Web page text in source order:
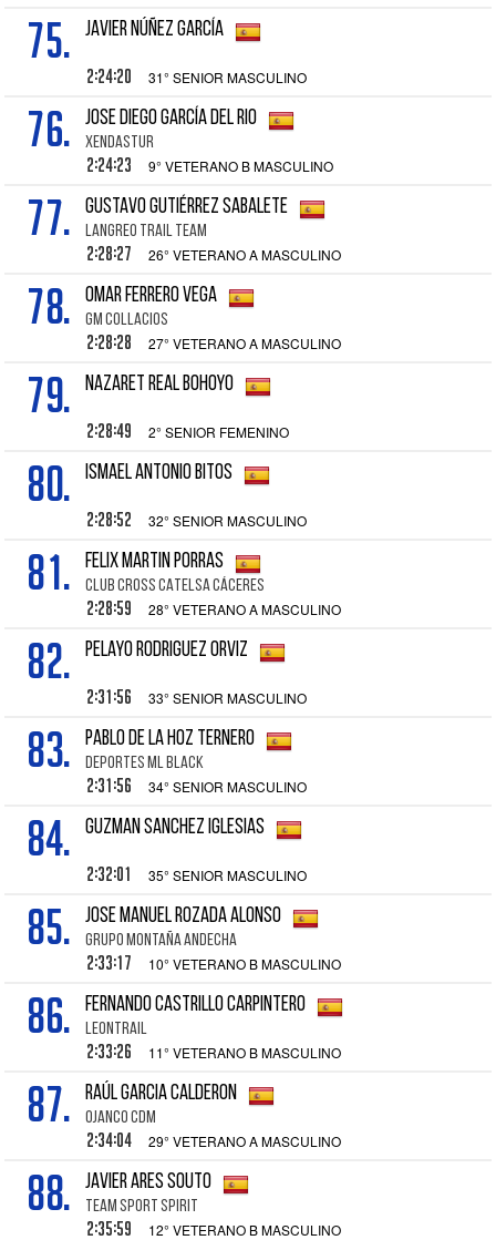
75. JAVIER NÚÑEZ GARCÍA
2:24:20 31° SENIOR MASCULINO
76. JOSE DIEGO GARCÍA DEL RIO
XENDASTUR
2:24:23 9° VETERANO B MASCULINO
77. GUSTAVO GUTIÉRREZ SABALETE
LANGREO TRAIL TEAM
2:28:27 26° VETERANO A MASCULINO
78. OMAR FERRERO VEGA
GM COLLACIOS
2:28:28 27° VETERANO A MASCULINO
79. NAZARET REAL BOHOYO
2:28:49 2° SENIOR FEMENINO
80. ISMAEL ANTONIO BITOS
2:28:52 32° SENIOR MASCULINO
81. FELIX MARTIN PORRAS
CLUB CROSS CATELSA CÁCERES
2:28:59 28° VETERANO A MASCULINO
82. PELAYO RODRIGUEZ ORVIZ
2:31:56 33° SENIOR MASCULINO
83. PABLO DE LA HOZ TERNERO
DEPORTES ML BLACK
2:31:56 34° SENIOR MASCULINO
84. GUZMAN SANCHEZ IGLESIAS
2:32:01 35° SENIOR MASCULINO
85. JOSE MANUEL ROZADA ALONSO
GRUPO MONTAÑA ANDECHA
2:33:17 10° VETERANO B MASCULINO
86. FERNANDO CASTRILLO CARPINTERO
LEONTRAIL
2:33:26 11° VETERANO B MASCULINO
87. RAÚL GARCIA CALDERON
OJANCO CDM
2:34:04 29° VETERANO A MASCULINO
88. JAVIER ARES SOUTO
TEAM SPORT SPIRIT
2:35:59 12° VETERANO B MASCULINO